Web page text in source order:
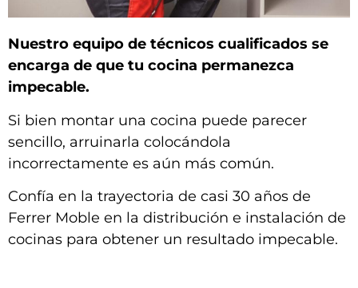
Nuestro equipo de técnicos cualificados se
encarga de que tu cocina permanezca
impecable.
Si bien montar una cocina puede parecer
sencillo, arruinarla colocándola
incorrectamente es aún más común.
Confía en la trayectoria de casi 30 años de
Ferrer Moble en la distribución e instalación de
cocinas para obtener un resultado impecable.